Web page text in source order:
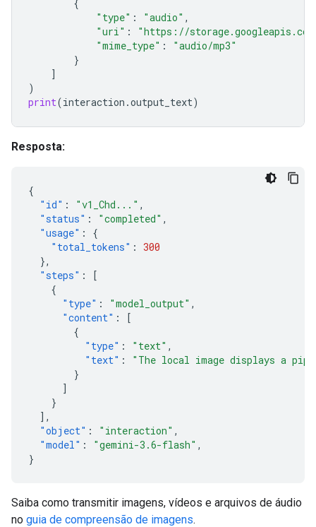
{
"type" : "audio" ,
"uri" :
"https://
"mime_type" :
"audio/mp3"
}
]
)
print(interaction .output_text)
Resposta:
{
"id" : "v1_Chd..." ,
"status" : "completed" ,
"usage" :
{
"total_tokens" : 300
},
"steps" :
[
{
"type" : "model_output" ,
"content" :
[
{
"type" : "text" ,
"text" :
"The local image displays a
}
]
}
],
"object" : "interaction" ,
"model" : "gemini-3.6-flash" ,
}
Saiba como transmitir imagens, vídeos e arquivos de áudio
no guia de compreensão de imagens.